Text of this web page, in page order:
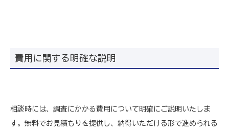
費用に関する明確な説明
相談時には、調査にかかる費用について明確にご説明いたしま
す。無料でお見積もりを提供し、納得いただける形で進められる